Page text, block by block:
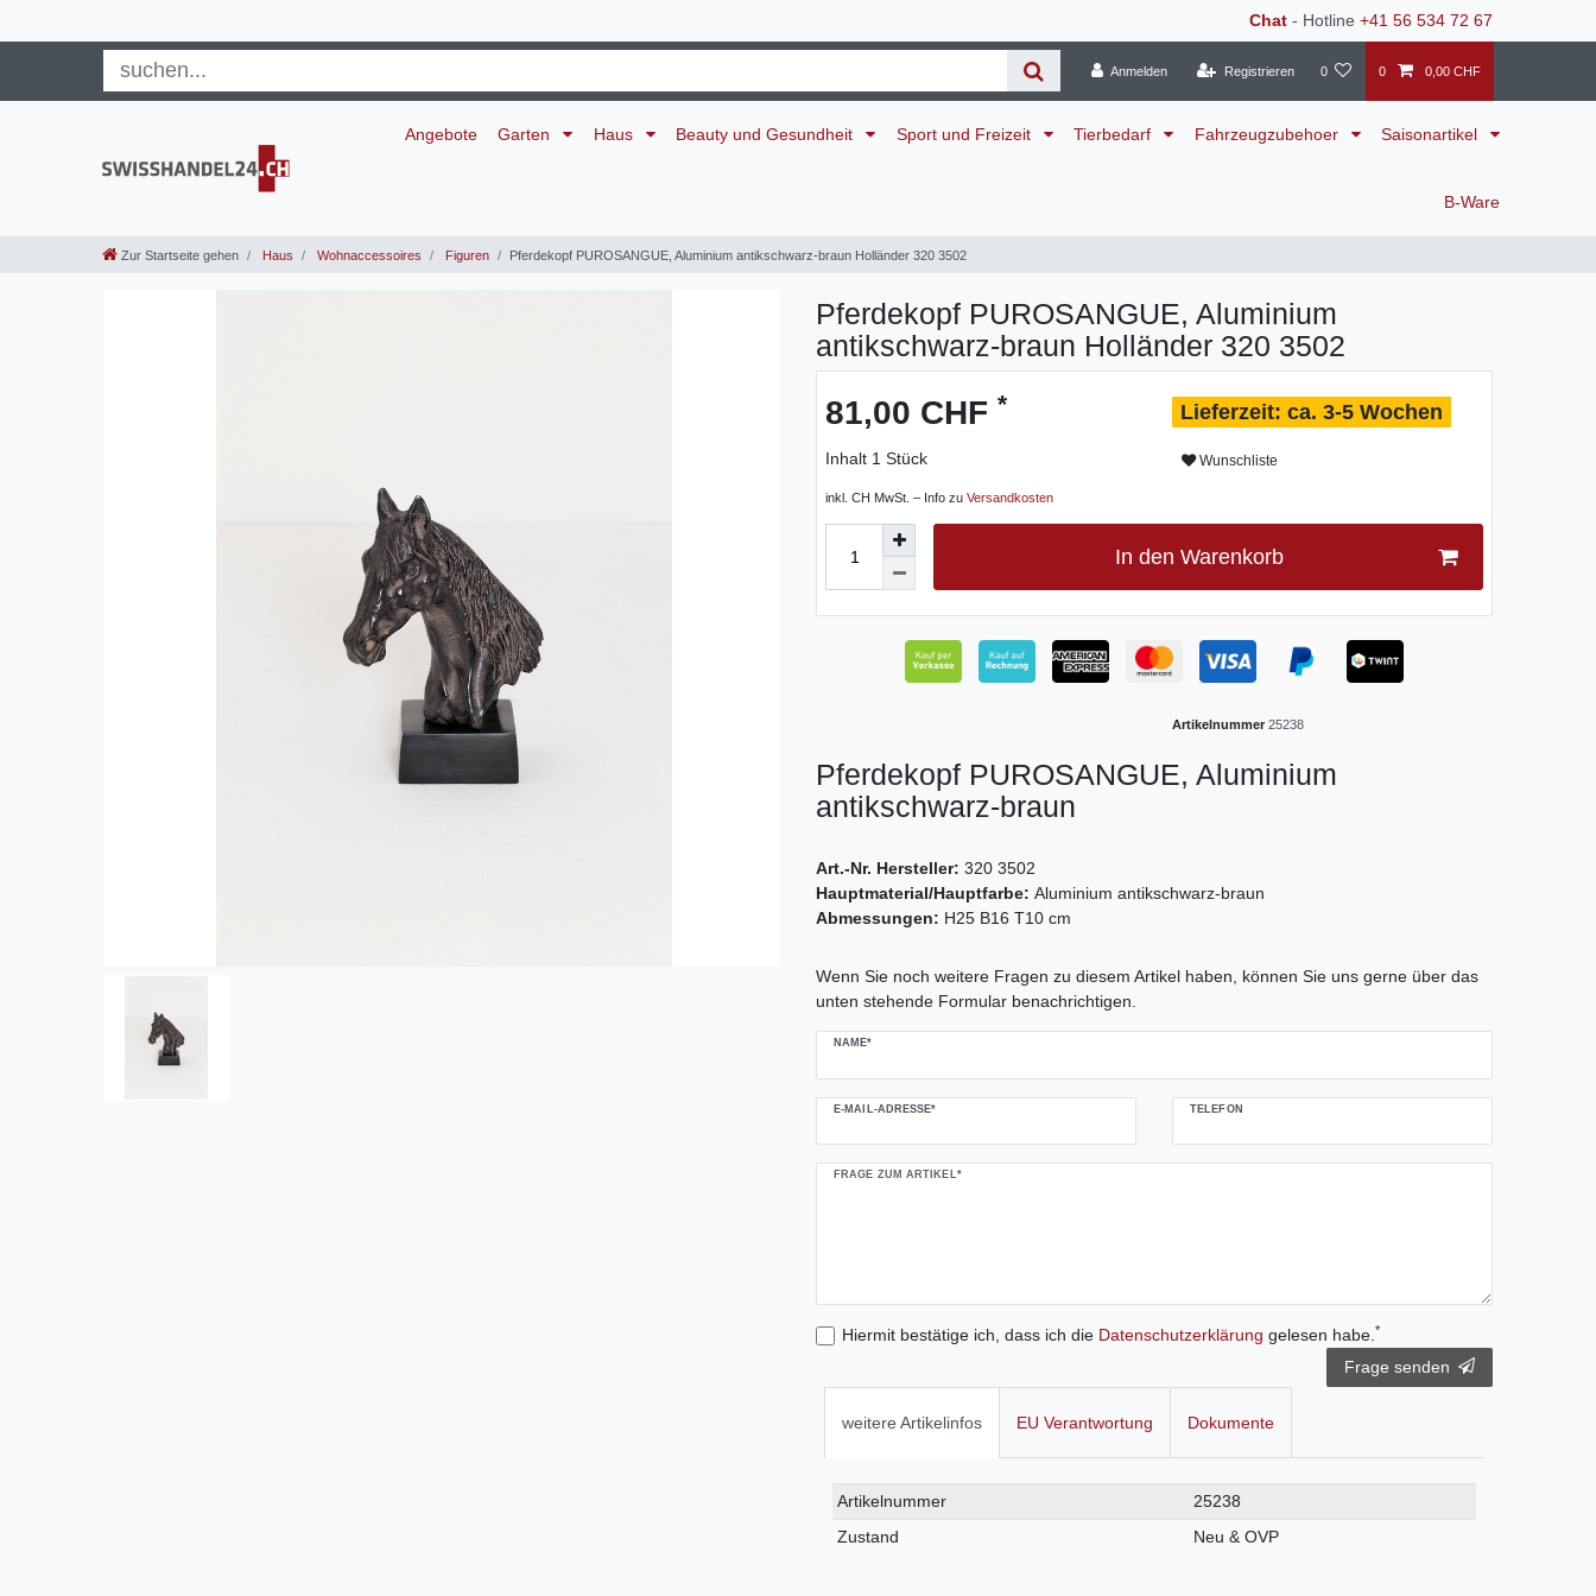
Chat - Hotline +41 56 534 72 67
Anmelden Registrieren 0 0 0,00 CHF
Angebote Garten Haus Beauty und Gesundheit Sport und Freizeit Tierbedarf Fahrzeugzubehoer Saisonartikel
B-Ware
Zur Startseite gehen Haus Wohnaccessoires Figuren Pferdekopf PUROSANGUE, Aluminium antikschwarz-braun Holländer 320 3502
Pferdekopf PUROSANGUE, Aluminium
antikschwarz-braun Holländer 320 3502
81,00 CHF *
Inhalt 1 Stück
inkl. CH MwSt. – Info zu Versandkosten
ca. 3-5 Wochen
Wunschliste
In den Warenkorb
Artikelnummer 25238
Pferdekopf PUROSANGUE, Aluminium
antikschwarz-braun
Art.-Nr. Hersteller: 320 3502
Hauptmaterial/Hauptfarbe: Aluminium antikschwarz-braun
Abmessungen: H25 B16 T10 cm
Wenn Sie noch weitere Fragen zu diesem Artikel haben, können Sie uns gerne über das
unten stehende Formular benachrichtigen.
NAME*
E-MAIL-ADRESSE* TELEFON
FRAGE ZUM ARTIKEL*
Hiermit bestätige ich, dass ich die Daten­schutz­erklärung gelesen habe.*
Frage senden
weitere Artikelinfos EU Verantwortung Dokumente
Technisches
Merkmal
Wert
Artikelnummer
25238
Zustand
Neu & OVP